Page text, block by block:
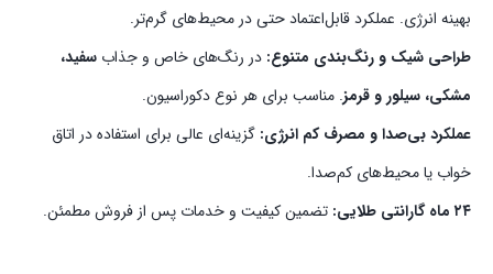
بهینه انرژی. عملکرد قابل‌اعتماد حتی در محیط‌های گرم‌تر.
طراحی شیک و رنگ‌بندی متنوع: در رنگ‌های خاص و جذاب سفید،
مشکی، سیلور و قرمز. مناسب برای هر نوع دکوراسیون.
عملکرد بی‌صدا و مصرف کم انرژی: گزینه‌ای عالی برای استفاده در اتاق
خواب یا محیط‌های کم‌صدا.
۲۴ ماه گارانتی طلایی:
تضمین کیفیت و خدمات پس از فروش مطمئن.